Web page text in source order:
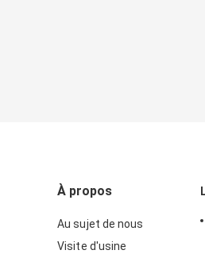
À propos
Au sujet de nous
Visite d'usine